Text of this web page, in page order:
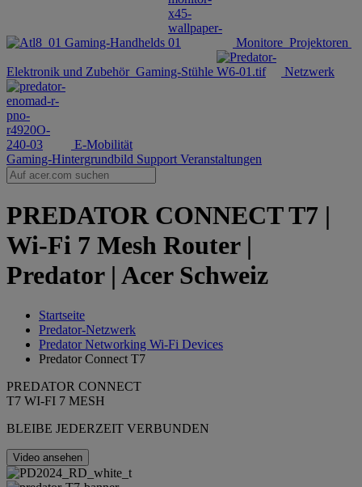
Gaming-Handhelds Monitore Projektoren
Elektronik und Zubehör Gaming-Stühle Netzwerk
E-Mobilität
Gaming-Hintergrundbild Support Veranstaltungen
PREDATOR CONNECT T7 |
Wi-Fi 7 Mesh Router |
Predator | Acer Schweiz
Startseite
Predator-Netzwerk
Predator Networking Wi-Fi Devices
Predator Connect T7
PREDATOR CONNECT
T7 WI-FI 7 MESH
BLEIBE JEDERZEIT VERBUNDEN
Video ansehen